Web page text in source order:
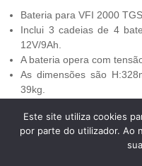
Bateria para VFI 2000 TGS.
Inclui 3 cadeias de 4
12V/9Ah.
A bateria opera com
As dimensões são
39kg.
Copyright © 2026 UPS
Centros de
Este site utiliza cookies
por parte do utilizador. Ao